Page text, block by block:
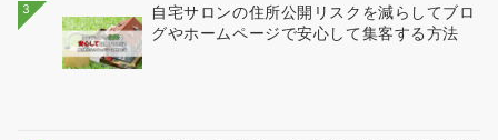
3
自宅サロンの住所公開リスクを減らしてブロ
グやホームページで安心して集客する方法